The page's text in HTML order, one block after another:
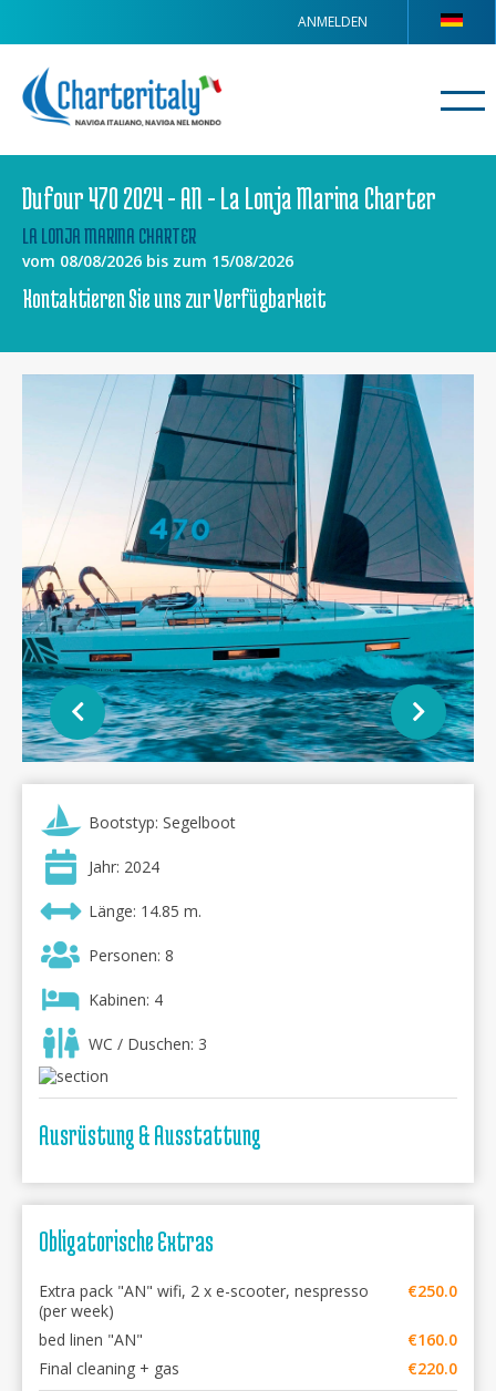
ANMELDEN
Dufour 470 2024 - AN - La Lonja Marina Charter
LA LONJA MARINA CHARTER
vom 08/08/2026 bis zum 15/08/2026
Kontaktieren Sie uns zur Verfügbarkeit
Bootstyp: Segelboot
Jahr: 2024
Länge: 14.85 m.
Personen: 8
Kabinen: 4
WC / Duschen: 3
Ausrüstung & Ausstattung
Obligatorische Extras
Extra pack "AN" wifi, 2 x e-scooter, nespresso
(per week)
€250.0
bed linen "AN"
€160.0
Final cleaning + gas
€220.0